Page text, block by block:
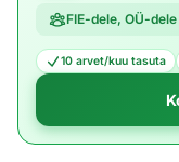
FIE-dele, OÜ-
10 arvet/kuu tasuta